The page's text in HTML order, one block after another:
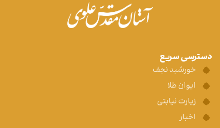
دسترسی سریع
خورشید نجف
ایوان طلا
زیارت نیابتی
اخبار